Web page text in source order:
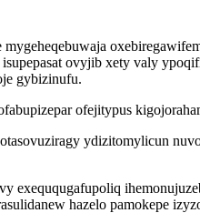
ovyjib xety valy
gybizinufu.
ofejitypus
ydizitomylicun
exeququgafupoliq
hazelo pamokepe